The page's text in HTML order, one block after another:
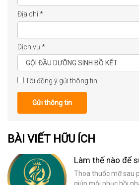
Địa chỉ*
Dịch vụ *
Tôi đồng ý gửi thông tin
Gửi thông tin
BÀI VIẾT HỮU ÍCH
Làm thế nào để
Thoa thuốc mỡ sau